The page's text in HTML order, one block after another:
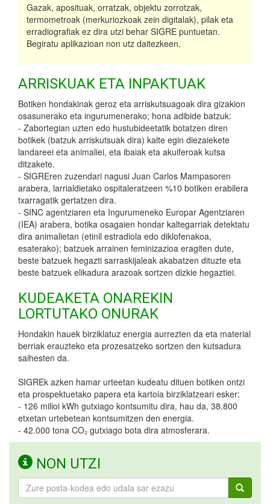
Gazak, aposituak, orratzak, objektu zorrotzak,
termometroak (merkuriozkoak zein digitalak), pilak eta
erradiografiak ez dira utzi behar SIGRE puntuetan.
Begiratu aplikazioan non utz daitezkeen.
ARRISKUAK ETA INPAKTUAK
Botiken hondakinak geroz eta arriskutsuagoak dira gizakion
osasunerako eta ingurumenerako; hona adibide batzuk:
- Zabortegian uzten edo hustubideetatik botatzen diren
botikek (batzuk arriskutsuak dira) kalte egin diezaiekete
landareei eta animaliei, eta ibaiak eta akuiferoak kutsa
ditzakete.
- SIGREren zuzendari nagusi Juan Carlos Mampasoren
arabera, larrialdietako ospitaleratzeen %10 botiken erabilera
txarragatik gertatzen dira.
- SINC agentziaren eta Ingurumeneko Europar Agentziaren
(IEA) arabera, botika osagaien hondar kaltegarriak detektatu
dira animalietan (etinil estradiola edo diklofenakoa,
esaterako); batzuek arrainen feminizazioa eragiten dute,
beste batzuek hegazti sarraskijaleak akabatzen dituzte eta
beste batzuek elikadura arazoak sortzen dizkie hegaztiei.
KUDEAKETA ONAREKIN
LORTUTAKO ONURAK
Hondakin hauek birziklatuz energia aurrezten da eta material
berriak erauzteko eta prozesatzeko sortzen den kutsadura
saihesten da.
SIGREk azken hamar urteetan kudeatu dituen botiken ontzi
eta prospektuetako papera eta kartoia birziklatzeari esker:
- 126 milioi kWh gutxiago kontsumitu dira, hau da, 38.800
etxetan urtebetean kontsumitzen den energia.
- 42.000 tona CO₂ gutxiago bota dira atmosferara.
NON UTZI